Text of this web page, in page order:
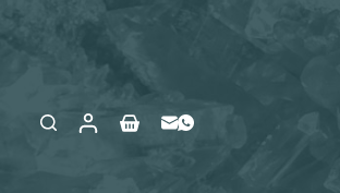
Winkelwagen